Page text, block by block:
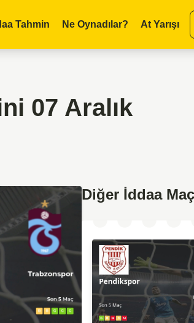
Tahmin Ne Oynadılar? At Yarışı
07 Aralık
Diğer İddaa